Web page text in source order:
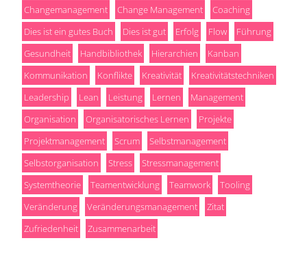
Changemanagement
Change Management
Coaching
Dies ist ein gutes Buch
Dies ist gut Erfolg Flow
Führung
Gesundheit
Handbibliothek Hierarchien
Kanban
Kommunikation
Konflikte Kreativität
Kreativitätstechniken
Leadership
Lean Leistung Lernen
Management
Organisation
Organisatorisches Lernen
Projekte
Projektmanagement
Scrum
Selbstmanagement
Selbstorganisation
Stress
Stressmanagement
Systemtheorie
Teamentwicklung Teamwork
Tooling
Veränderung
Veränderungsmanagement
Zitat
Zufriedenheit
Zusammenarbeit